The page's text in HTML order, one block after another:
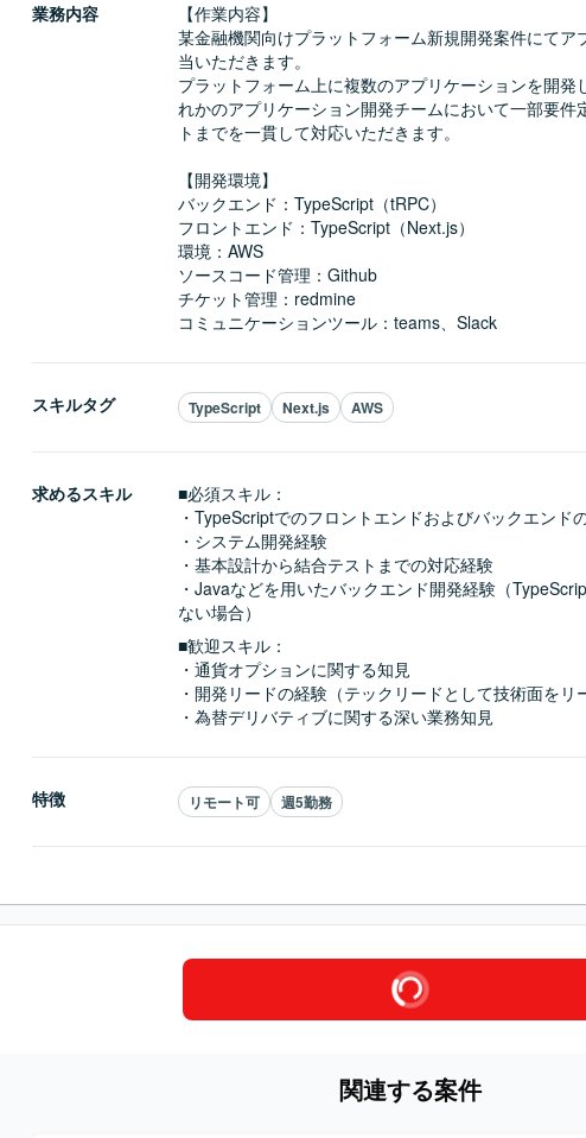
業務内容
【作業内容】
某金融機関向けプラットフォーム新規開発案件にてア
当いただきます。
プラットフォーム上に複数のアプリケーションを開発
れかのアプリケーション開発チームにおいて一部要件
トまでを一貫して対応いただきます。
【開発環境】
バックエンド：TypeScript（tRPC）
フロントエンド：TypeScript（Next.js）
環境：AWS
ソースコード管理：Github
チケット管理：redmine
コミュニケーションツール：teams、Slack
スキルタグ TypeScript Next.js AWS
求めるスキル
■必須スキル：
・TypeScriptでのフロントエンドおよびバックエンド
・システム開発経験
・基本設計から結合テストまでの対応経験
・Javaなどを用いたバックエンド開発経験（
ない場合）
■歓迎スキル：
・通貨オプションに関する知見
・開発リードの経験（テックリードとして技術面をリ
・為替デリバティブに関する深い業務知見
特徴 リモート可 週5勤務
関連する案件